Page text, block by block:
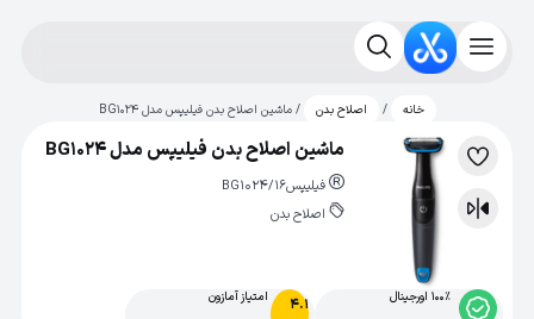
خانه / اصلاح بدن / ماشین اصلاح بدن فیلیپس مدل BG1024
لیست
علاقه‌مندی
مقایسه
ماشین اصلاح بدن فیلیپس مدل BG1024
فیلیپسBG1024/16
اصلاح بدن
100% اورجینال 4.1 امتیاز آمازون